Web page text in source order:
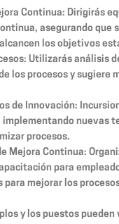
Continua: Dirigirás
asegurando que
los objetivos
Utilizarás análisis
los procesos y sugiere
de Innovación:
implementando nuevas
procesos.
Mejora Continua:
para
mejorar los
y los puestos pueden